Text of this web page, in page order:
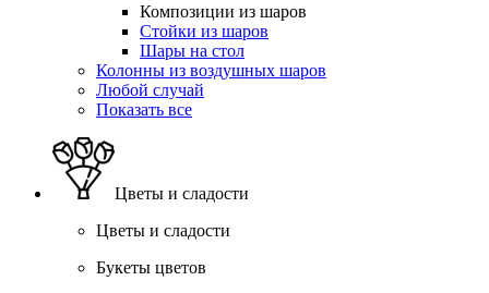
Композиции из шаров
Стойки из шаров
Шары на стол
Колонны из воздушных шаров
Любой случай
Показать все
Цветы и сладости
Цветы и сладости
Букеты цветов